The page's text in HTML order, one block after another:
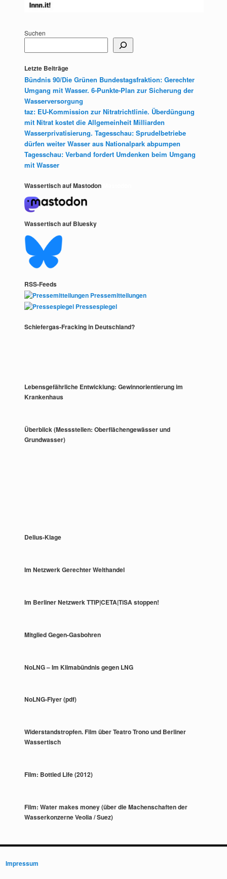
Suchen
Letzte Beiträge
Bündnis 90/Die Grünen Bundestagsfraktion: Gerechter
Umgang mit Wasser. 6-Punkte-Plan zur Sicherung der
Wasserversorgung
taz: EU-Kommission zur Nitratrichtlinie. Überdüngung
mit Nitrat kostet die Allgemeinheit Milliarden
Wasserprivatisierung. Tagesschau: Sprudelbetriebe
dürfen weiter Wasser aus Nationalpark abpumpen
Tagesschau: Verband fordert Umdenken beim Umgang
mit Wasser
Wassertisch auf Mastodon
Wassertisch auf Bluesky
RSS-Feeds
Pressemitteilungen
Pressespiegel
Schiefergas-Fracking in Deutschland?
Lebensgefährliche Entwicklung: Gewinnorientierung im
Krankenhaus
Überblick (Messstellen: Oberflächengewässer und
Grundwasser)
Delius-Klage
Im Netzwerk Gerechter Welthandel
Im Berliner Netzwerk TTIP|CETA|TiSA stoppen!
Mitglied Gegen-Gasbohren
NoLNG – Im Klimabündnis gegen LNG
NoLNG-Flyer (pdf)
Widerstandstropfen. Film über Teatro Trono und Berliner
Wassertisch
Film: Bottled Life (2012)
Film: Water makes money (über die Machenschaften der
Wasserkonzerne Veolia / Suez)
Impressum